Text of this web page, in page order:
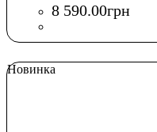
8 590.00грн
Новинка